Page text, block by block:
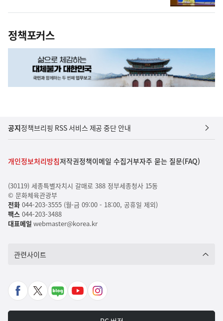
정책포커스
공지정책브리핑 RSS 서비스 제공 중단 안내
개인정보처리방침저작권정책이메일 수집거부자주 묻는 질문(FAQ)
(30119) 세종특별자치시 갈매로 388 정부세종청사 15동
© 문화체육관광부
전화044-203-3555 (월-금 09:00 - 18:00, 공휴일 제외)
팩스044-203-3488
대표메일 webmaster@korea.kr
관련사이트
페
X
네
유
인
타